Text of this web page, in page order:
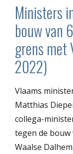
Ministers
bouw van
grens met
2022)
Vlaams
Matthias
collega-
tegen de bouw
Waalse